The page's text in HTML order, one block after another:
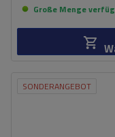
Große Menge
SONDERANGEBOT